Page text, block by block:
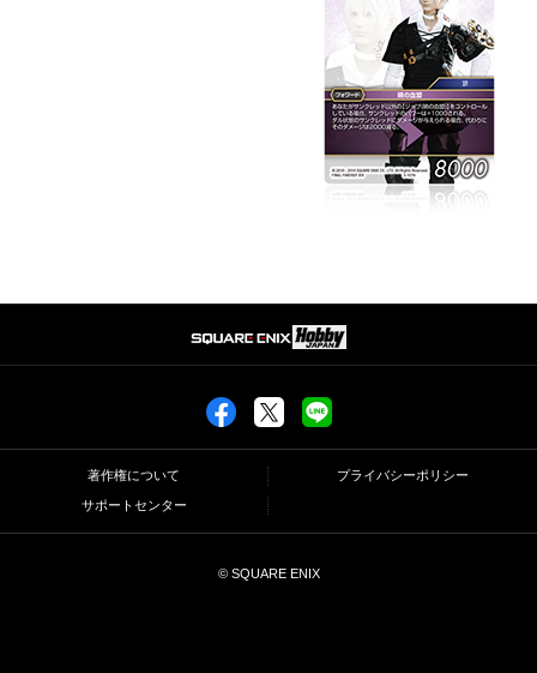
著作権について プライバシーポリシー
サポートセンター
© SQUARE ENIX